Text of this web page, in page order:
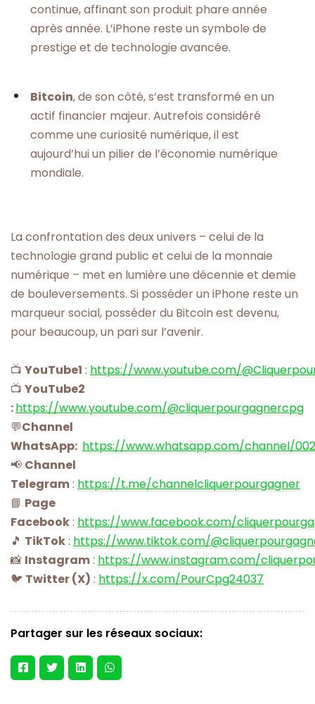
continue, affinant son produit phare année
après année. L’iPhone reste un symbole de
prestige et de technologie avancée.
Bitcoin, de son côté, s’est transformé en un
actif financier majeur. Autrefois considéré
comme une curiosité numérique, il est
aujourd’hui un pilier de l’économie numérique
mondiale.
La confrontation des deux univers – celui de la
technologie grand public et celui de la monnaie
numérique – met en lumière une décennie et demie
de bouleversements. Si posséder un iPhone reste un
marqueur social, posséder du Bitcoin est devenu,
pour beaucoup, un pari sur l’avenir.
📺 YouTube1 : https://www.youtube.com/
📺 YouTube2
:https://www.youtube.com/@cliquerpourgagnercpg
💬Channel
WhatsApp: https://www.whatsapp.com/channel/
📢 Channel
Telegram: https://t.me/channelcliquerpourgagner
📘 Page
Facebook: https://www.facebook.com/
🎵 TikTok: https://www.tiktok.com/
📸 Instagram: https://www.instagram.com/
🐦 Twitter (X) : https://x.com/PourCpg24037
Partager sur les réseaux sociaux: